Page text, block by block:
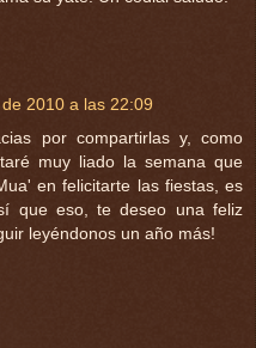
2010 a las 22:09
por compartirlas y, como
muy liado la semana que
en felicitarte las fiestas, es
que eso, te deseo una feliz
leyéndonos un año más!